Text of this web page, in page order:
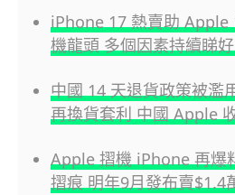
iPhone 17 熱賣助 Apple
機龍頭 多個因素持續睇
中國 14 天退貨政策被濫
再換貨套利 中國 Apple
Apple 摺機 iPhone 再爆
摺痕 明年9月發布賣$1.4